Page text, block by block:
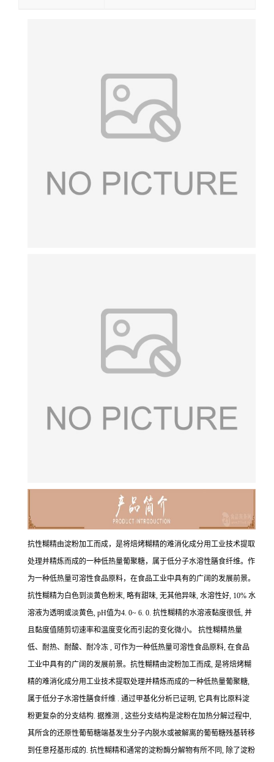
抗性糊精由淀粉加工而成，是将焙烤糊精的难消化成分用工业技术提取
处理并精炼而成的一种低热量葡聚糖，属于低分子水溶性膳食纤维。作
为一种低热量可溶性食品原料，在食品工业中具有的广阔的发展前景。
抗性糊精为白色到淡黄色粉末, 略有甜味, 无其他异味, 水溶性好, 10% 水
溶液为透明或淡黄色, pH值为4. 0~ 6. 0. 抗性糊精的水溶液黏度很低, 并
且黏度值随剪切速率和温度变化而引起的变化微小。 抗性糊精热量
低、耐热、耐酸、耐冷冻 , 可作为一种低热量可溶性食品原料, 在食品
工业中具有的广阔的发展前景。抗性糊精由淀粉加工而成, 是将焙烤糊
精的难消化成分用工业技术提取处理并精炼而成的一种低热量葡聚糖,
属于低分子水溶性膳食纤维 . 通过甲基化分析已证明, 它具有比原料淀
粉更复杂的分支结构. 据推测 , 这些分支结构是淀粉在加热分解过程中,
其所含的还原性葡萄糖端基发生分子内脱水或被解离的葡萄糖残基转移
到任意羟基形成的. 抗性糊精和通常的淀粉酶分解物有所不同, 除了淀粉